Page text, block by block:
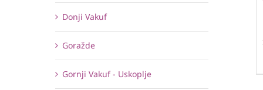
Donji Vakuf
Goražde
Gornji Vakuf - Uskoplje